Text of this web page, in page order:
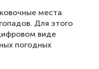
места
Для этого
виде
погодных